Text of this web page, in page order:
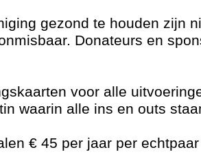
gezond te houden zijn
Donateurs en
voor alle
waarin alle ins en outs
€ 45 per jaar per